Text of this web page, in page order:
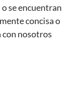
se encuentran
concisa o
nosotros